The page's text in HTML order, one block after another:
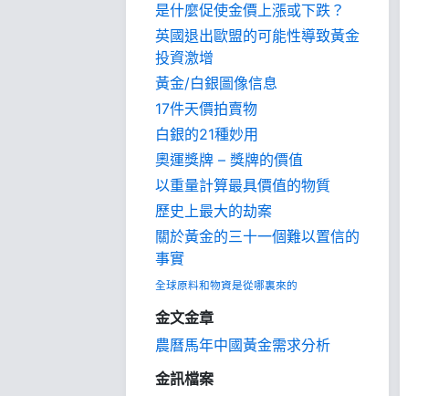
是什麼促使金價上漲或下跌？
英國退出歐盟的可能性導致黃金
投資激增
黃金/白銀圖像信息
17件天價拍賣物
白銀的21種妙用
奧運獎牌 – 獎牌的價值
以重量計算最具價值的物質
歷史上最大的劫案
關於黃金的三十一個難以置信的
事實
全球原料和物資是從哪裏來的
金文金章
農曆馬年中國黃金需求分析
金訊檔案